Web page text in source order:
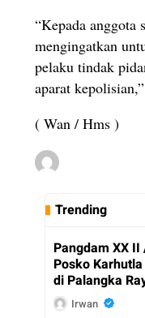
“Kepada anggota
mengingatkan
pelaku tindak
aparat
( Wan / Hms )
Trending
Pangdam XX
Posko
di Palangka
Irwan